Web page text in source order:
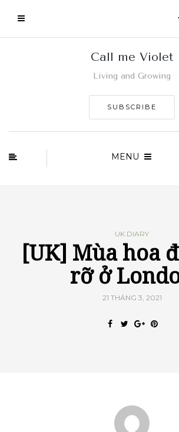
Call me Violet
Living and Growing
SUBSCRIBE
MENU
UK DIARY
[UK] Mùa hoa
rỡ ở
21 THÁNG 3, 2021